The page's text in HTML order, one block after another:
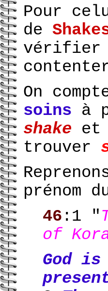
Pour
de
vérifier
On
soins à
shake et
trouver
prénom
46 :1 "
of
God